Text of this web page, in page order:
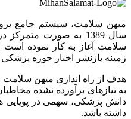
میهن سلامت، سیستم جامع
سال 1389 به صورت
سلامت آغاز به کار نموده
زمینه بازنشر اخبار حوزه
هدف از راه اندازی میهن
به نیازهای برآورده نشده
دانش پزشکی، سهمی در پویایی
داشته باشد.